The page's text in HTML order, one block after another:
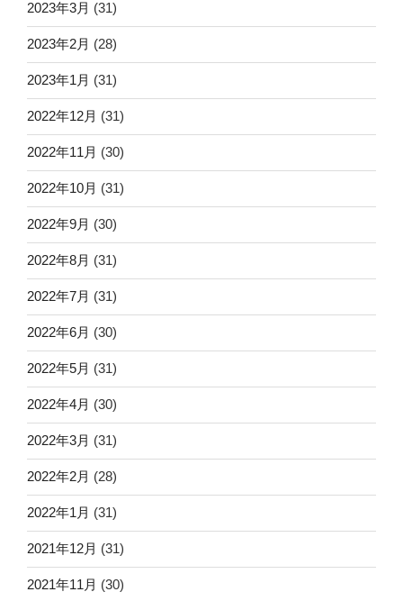
2023年3月 (31)
2023年2月 (28)
2023年1月 (31)
2022年12月 (31)
2022年11月 (30)
2022年10月 (31)
2022年9月 (30)
2022年8月 (31)
2022年7月 (31)
2022年6月 (30)
2022年5月 (31)
2022年4月 (30)
2022年3月 (31)
2022年2月 (28)
2022年1月 (31)
2021年12月 (31)
2021年11月 (30)